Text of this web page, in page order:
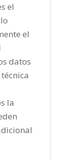
el
el
datos
la